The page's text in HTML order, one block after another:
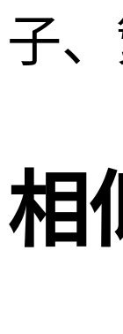
子
相